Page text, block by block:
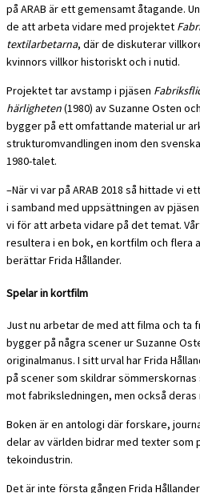
på ARAB är ett gemensamt åtagande.
de att arbeta vidare med projektet
textilarbetarna, där de diskuterar
kvinnors villkor historiskt och i nutid.
Projektet tar avstamp i pjäsen
härligheten(1980) av Suzanne Osten
bygger på ett omfattande material ur
strukturomvandlingen inom den
1980-talet.
–När vi var på ARAB 2018 så hittade vi
i samband med uppsättningen av pjäsen
vi för att arbeta vidare på det temat.
resultera i en bok, en kortfilm och flera
berättar Frida Hållander.
Spelar in kortfilm
Just nu arbetar de med att filma och ta
bygger på några scener ur Suzanne
originalmanus. I sitt urval har Frida
på scener som skildrar
mot fabriksledningen, men också
Boken är en antologi där forskare,
delar av världen bidrar med texter som
tekoindustrin.
Det är inte första gången Frida